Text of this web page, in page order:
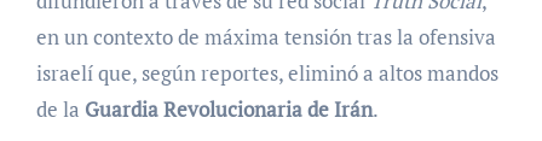
en un contexto de máxima tensión tras la ofensiva
israelí que, según reportes, eliminó a altos mandos
de la Guardia Revolucionaria de Irán.